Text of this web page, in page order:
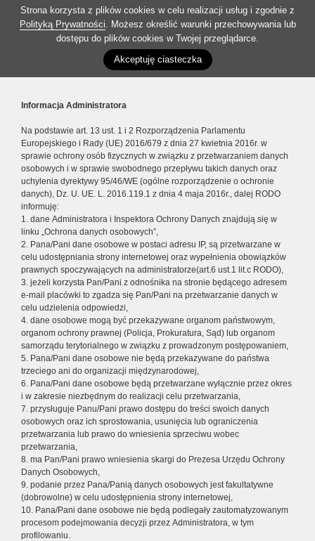
Strona korzysta z plików cookies w celu realizacji usług i zgodnie z
Polityką Prywatności. Możesz określić warunki przechowywania lub
dostępu do plików cookies w Twojej przeglądarce.
Akceptuję ciasteczka
Informacja Administratora
Na podstawie art. 13 ust. 1 i 2 Rozporządzenia Parlamentu
Europejskiego i Rady (UE) 2016/679 z dnia 27 kwietnia 2016r. w
sprawie ochrony osób fizycznych w związku z przetwarzaniem danych
osobowych i w sprawie swobodnego przepływu takich danych oraz
uchylenia dyrektywy 95/46/WE (ogólne rozporządzenie o ochronie
danych), Dz. U. UE. L. 2016.119.1 z dnia 4 maja 2016r., dalej RODO
informuję:
1. dane Administratora i Inspektora Ochrony Danych znajdują się w
linku „Ochrona danych osobowych”,
2. Pana/Pani dane osobowe w postaci adresu IP, są przetwarzane w
celu udostępniania strony internetowej oraz wypełnienia obowiązków
prawnych spoczywających na administratorze(art.6 ust.1 lit.c RODO),
3. jeżeli korzysta Pan/Pani z odnośnika na stronie będącego adresem
e-mail placówki to zgadza się Pan/Pani na przetwarzanie danych w
celu udzielenia odpowiedzi,
4. dane osobowe mogą być przekazywane organom państwowym,
organom ochrony prawnej (Policja, Prokuratura, Sąd) lub organom
samorządu terytorialnego w związku z prowadzonym postępowaniem,
5. Pana/Pani dane osobowe nie będą przekazywane do państwa
trzeciego ani do organizacji międzynarodowej,
6. Pana/Pani dane osobowe będą przetwarzane wyłącznie przez okres
i w zakresie niezbędnym do realizacji celu przetwarzania,
7. przysługuje Panu/Pani prawo dostępu do treści swoich danych
osobowych oraz ich sprostowania, usunięcia lub ograniczenia
przetwarzania lub prawo do wniesienia sprzeciwu wobec
przetwarzania,
8. ma Pan/Pani prawo wniesienia skargi do Prezesa Urzędu Ochrony
Danych Osobowych,
9. podanie przez Pana/Panią danych osobowych jest fakultatywne
(dobrowolne) w celu udostępnienia strony internetowej,
10. Pana/Pani dane osobowe nie będą podlegały zautomatyzowanym
procesom podejmowania decyzji przez Administratora, w tym
profilowaniu.